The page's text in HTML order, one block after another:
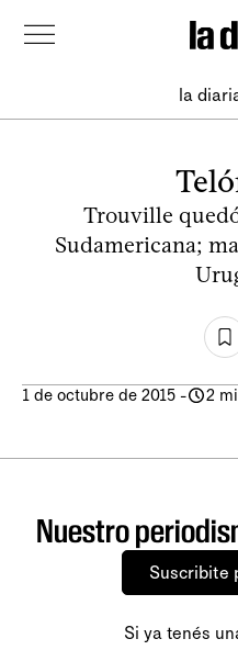
la
Trouville
Sudamericana;
1 de octubre de 2015 - 2
Nuestro
Suscribite
Si ya tenés